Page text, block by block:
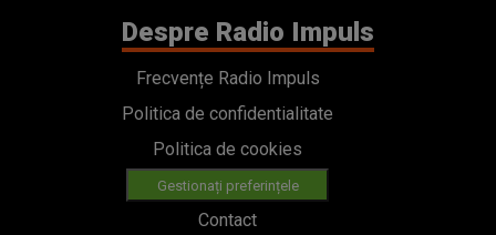
Despre Radio Impuls
Frecvențe Radio Impuls
Politica de confidentialitate
Politica de cookies
Gestionați preferințele
Contact